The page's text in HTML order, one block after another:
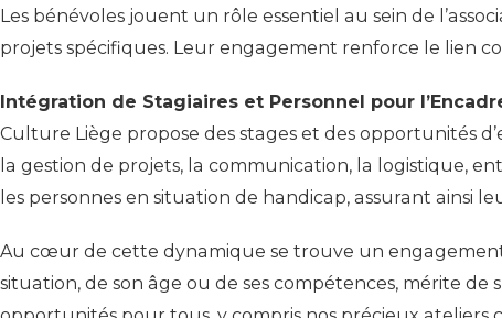
Les bénévoles jouent un rôle essentiel au sein de
projets spécifiques. Leur engagement renforce le lien
Intégration de Stagiaires et Personnel pour
Culture Liège propose des stages et des opportunités
la gestion de projets, la communication, la logistique,
les personnes en situation de handicap, assurant ainsi
Au cœur de cette dynamique se trouve un engagement
situation, de son âge ou de ses compétences, mérite